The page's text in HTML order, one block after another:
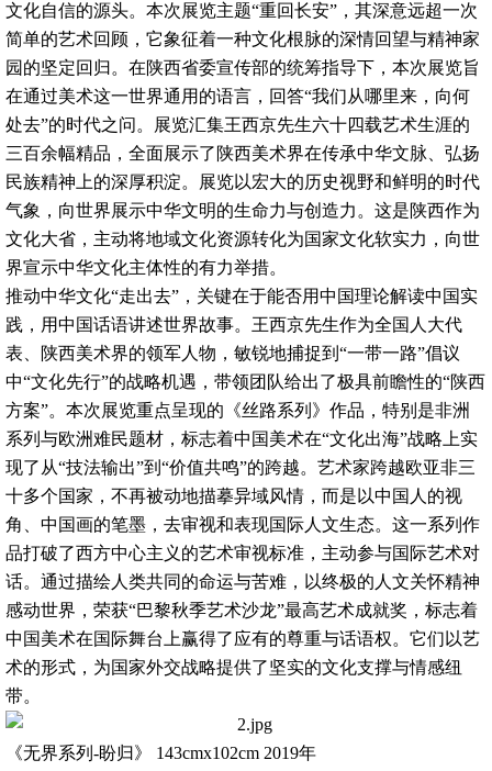
文化自信的源头。本次展览主题“重回长安”，其深意远超一次
简单的艺术回顾，它象征着一种文化根脉的深情回望与精神家
园的坚定回归。在陕西省委宣传部的统筹指导下，本次展览旨
在通过美术这一世界通用的语言，回答“我们从哪里来，向何
处去”的时代之问。展览汇集王西京先生六十四载艺术生涯的
三百余幅精品，全面展示了陕西美术界在传承中华文脉、弘扬
民族精神上的深厚积淀。展览以宏大的历史视野和鲜明的时代
气象，向世界展示中华文明的生命力与创造力。这是陕西作为
文化大省，主动将地域文化资源转化为国家文化软实力，向世
界宣示中华文化主体性的有力举措。
推动中华文化“走出去”，关键在于能否用中国理论解读中国实
践，用中国话语讲述世界故事。王西京先生作为全国人大代
表、陕西美术界的领军人物，敏锐地捕捉到“一带一路”倡议
中“文化先行”的战略机遇，带领团队给出了极具前瞻性的“陕西
方案”。本次展览重点呈现的《丝路系列》作品，特别是非洲
系列与欧洲难民题材，标志着中国美术在“文化出海”战略上实
现了从“技法输出”到“价值共鸣”的跨越。艺术家跨越欧亚非三
十多个国家，不再被动地描摹异域风情，而是以中国人的视
角、中国画的笔墨，去审视和表现国际人文生态。这一系列作
品打破了西方中心主义的艺术审视标准，主动参与国际艺术对
话。通过描绘人类共同的命运与苦难，以终极的人文关怀精神
感动世界，荣获“巴黎秋季艺术沙龙”最高艺术成就奖，标志着
中国美术在国际舞台上赢得了应有的尊重与话语权。它们以艺
术的形式，为国家外交战略提供了坚实的文化支撑与情感纽
带。
《无界系列-盼归》 143cmx102cm 2019年